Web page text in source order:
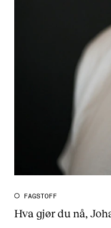
FAGSTOFF
Hva gjør du nå,